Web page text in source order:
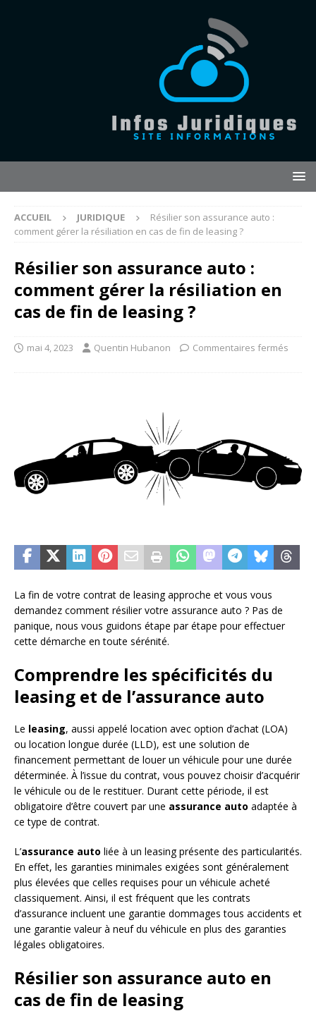
ACCUEIL JURIDIQUE
Résilier son assurance auto :
comment gérer la résiliation en cas de fin de leasing ?
Résilier son assurance auto :
comment gérer la résiliation en
cas de fin de leasing ?
mai 4, 2023 Quentin Hubanon Commentaires fermés
La fin de votre contrat de leasing approche et vous vous
demandez comment résilier votre assurance auto ? Pas de
panique, nous vous guidons étape par étape pour effectuer
cette démarche en toute sérénité.
Comprendre les spécificités du
leasing et de l’assurance auto
Le leasing, aussi appelé location avec option d’achat (LOA)
ou location longue durée (LLD), est une solution de
financement permettant de louer un véhicule pour une durée
déterminée. À l’issue du contrat, vous pouvez choisir d’acquérir
le véhicule ou de le restituer. Durant cette période, il est
obligatoire d’être couvert par une assurance auto adaptée à
ce type de contrat.
L’assurance auto liée à un leasing présente des particularités.
En effet, les garanties minimales exigées sont généralement
plus élevées que celles requises pour un véhicule acheté
classiquement. Ainsi, il est fréquent que les contrats
d’assurance incluent une garantie dommages tous accidents et
une garantie valeur à neuf du véhicule en plus des garanties
légales obligatoires.
Résilier son assurance auto en
cas de fin de leasing